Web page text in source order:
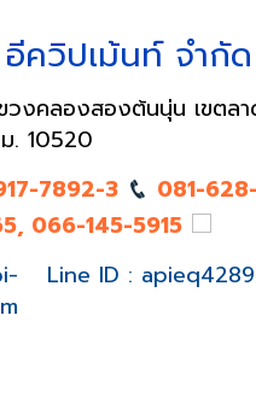
ควิปเม้นท์ จำกัด
วงคลองสองต้นนุ่น เขตล
. 10520
7892-3
081-
066-145-5915
Line ID : apieq4289